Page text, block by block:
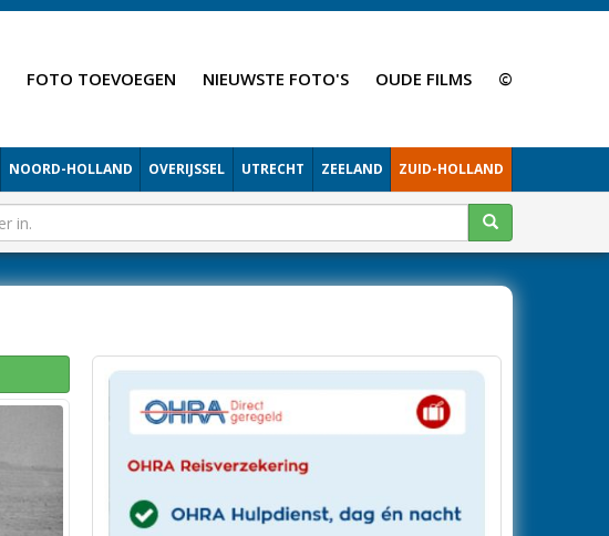
FOTO TOEVOEGEN NIEUWSTE FOTO'S OUDE FILMS ©
NOORD-HOLLAND OVERIJSSEL UTRECHT ZEELAND ZUID-HOLLAND